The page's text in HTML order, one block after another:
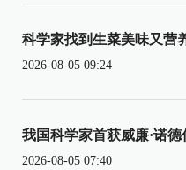
科学家找到生菜美味又营
2026-08-05 09:24
我国科学家首获威廉·诺德
2026-08-05 07:40